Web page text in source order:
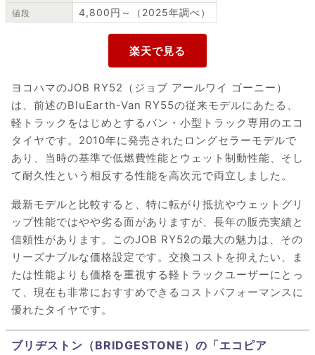
値段 4,800円～（2025年調べ）
ヨコハマのJOB RY52（ジョブ アールワイ ゴーニー）
は、前述のBluEarth-Van RY55の従来モデルにあたる、
軽トラックをはじめとするバン・小型トラック専用のエコ
タイヤです。2010年に発売されたロングセラーモデルで
あり、当時の基準で低燃費性能とウェット制動性能、そし
て耐久性という相反する性能を高次元で両立しました。
最新モデルと比較すると、特に転がり抵抗やウェットグリ
ップ性能ではやや劣る面がありますが、長年の販売実績と
信頼性があります。このJOB RY52の最大の魅力は、その
リーズナブルな価格設定です。交換コストを抑えたい、ま
たは性能よりも価格を重視する軽トラックユーザーにとっ
て、現在も非常におすすめできるコストパフォーマンスに
優れたタイヤです。
ブリヂストン（BRIDGESTONE）の「エコピア